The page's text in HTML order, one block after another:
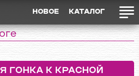
НОВОЕ КАТАЛОГ
ГОНКА К КРАСНОЙ